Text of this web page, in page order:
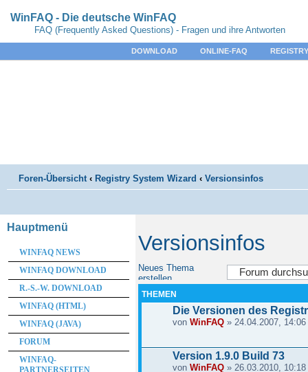
WinFAQ - Die deutsche WinFAQ
FAQ (Frequently Asked Questions) - Fragen und ihre Antworten
DOWNLOAD ONLINE-FAQ
Foren-Übersicht ‹ Registry System Wizard ‹ Versionsinfos
Versionsinfos
Neues Thema
erstellen
THEMEN
Die Versionen des
von WinFAQ» 24.04.2007, 14:06
Version 1.9.0 Build 73
von WinFAQ» 26.03.2010, 10:18
Hauptmenü
WINFAQ NEWS
WINFAQ DOWNLOAD
R.-S.-W. DOWNLOAD
WINFAQ (HTML)
WINFAQ (JAVA)
FORUM
WINFAQ-
PARTNERSEITEN